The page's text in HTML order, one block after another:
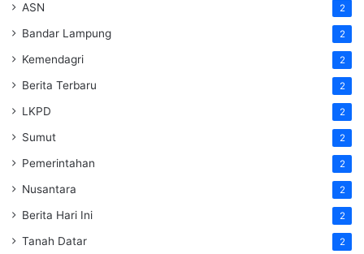
ASN 2
Bandar Lampung 2
Kemendagri 2
Berita Terbaru 2
LKPD 2
Sumut 2
Pemerintahan 2
Nusantara 2
Berita Hari Ini 2
Tanah Datar 2